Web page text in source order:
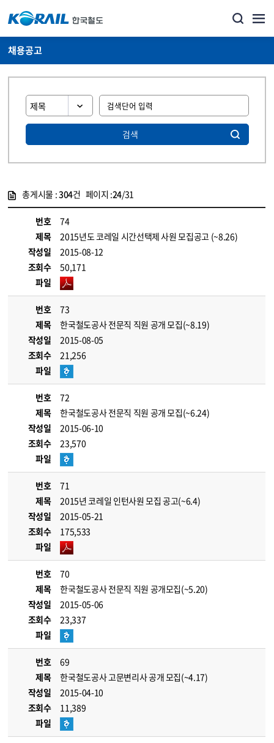
채용공고
검색
총게시물 :304건 페이지 :24/31
번호
74
제목
2015년도 코레일 시간선택제 사원 모집공고 (~8.26)
작성일
2015-08-12
조회수
50,171
파일
번호
73
제목
한국철도공사 전문직 직원 공개 모집(~8.19)
작성일
2015-08-05
조회수
21,256
파일
번호
72
제목
한국철도공사 전문직 직원 공개 모집(~6.24)
작성일
2015-06-10
조회수
23,570
파일
번호
71
제목
2015년 코레일 인턴사원 모집 공고(~6.4)
작성일
2015-05-21
조회수
175,533
파일
번호
70
제목
한국철도공사 전문직 직원 공개모집(~5.20)
작성일
2015-05-06
조회수
23,337
파일
번호
69
제목
한국철도공사 고문변리사 공개 모집(~4.17)
작성일
2015-04-10
조회수
11,389
파일